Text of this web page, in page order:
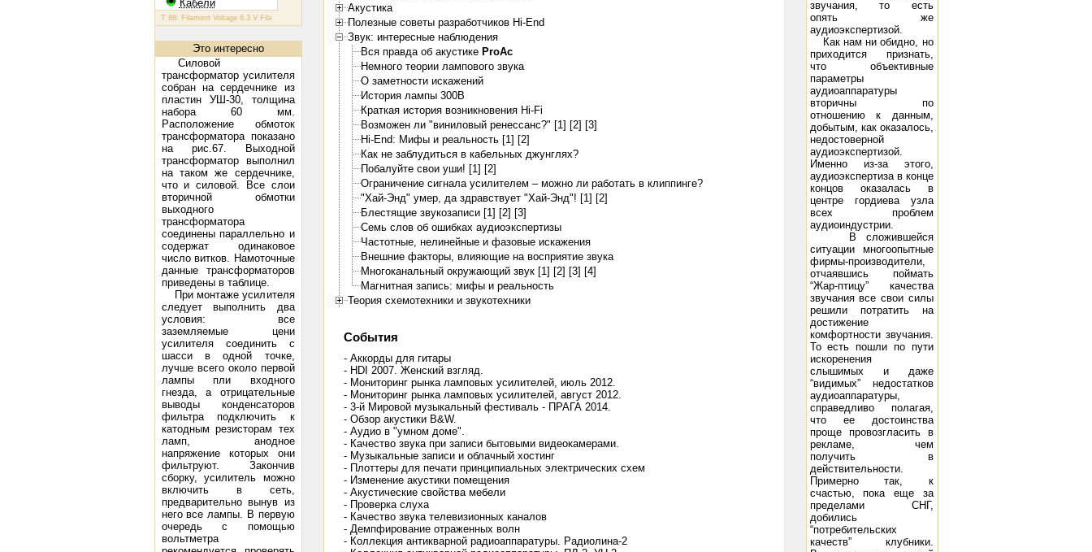
Кабели
КТ 88: Filament Voltage 6.3 V Filament Current 1.6 A Plate Voltage (max) 800 V Plate Current (max) 230 mA Plate Dissipation (max) 40 W 845: D.C. Plate Voltage 1250 D.C. Grid Voltage -98 Peak A.F. Grid Voltage 93 D.C. Plate Current (ma.) 95 Power Output (watts) 15 21
Это интересно
Силовой
трансформатор усилителя
собран на сердечнике из
пластин УШ-30, толщина
набора 60 мм.
Расположение обмоток
трансформатора показано
на рис.67. Выходной
трансформатор выполнил
на таком же сердечнике,
что и силовой. Все слои
вторичной обмотки
выходного
трансформатора
соединены параллельно и
содержат одинаковое
число витков. Намоточные
данные трансформаторов
приведены в таблице.
При монтаже усилителя
следует выполнить два
условия: все
заземляемые цени
усилителя соединить с
шасси в одной точке,
лучше всего около первой
лампы пли входного
гнезда, а отрицательные
выводы конденсаторов
фильтра подключить к
катодным резисторам тех
ламп, анодное
напряжение которых они
фильтруют. Закончив
сборку, усилитель можно
включить в сеть,
предварительно вынув из
него все лампы. В первую
очередь с помощью
вольтметра
Акустика
Полезные советы разработчиков Hi-End
Звук: интересные наблюдения
Вся правда об акустике ProAc
Немного теории лампового звука
О заметности искажений
История лампы 300B
Краткая история возникновения Hi-Fi
Возможен ли "виниловый ренессанс?" [1] [2] [3]
Hi-End: Мифы и реальность [1] [2]
Как не заблудиться в кабельных джунглях?
Побалуйте свои уши! [1] [2]
Ограничение сигнала усилителем – можно ли работать в клиппинге?
"Хай-Энд" умер, да здравствует "Хай-Энд"! [1] [2]
Блестящие звукозаписи [1] [2] [3]
Семь слов об ошибках аудиоэкспертизы
Частотные, нелинейные и фазовые искажения
Внешние факторы, влияющие на восприятие звука
Многоканальный окружающий звук [1] [2] [3] [4]
Магнитная запись: мифы и реальность
Теория схемотехники и звукотехники
События
- Аккорды для гитары
- HDI 2007. Женский взгляд.
- Мониторинг рынка ламповых усилителей, июль 2012.
- Мониторинг рынка ламповых усилителей, август 2012.
- 3-й Мировой музыкальный фестиваль - ПРАГА 2014.
- Обзор акустики B&W.
- Аудио в "умном доме".
- Качество звука при записи бытовыми видеокамерами.
- Музыкальные записи и облачный хостинг
- Плоттеры для печати принципиальных электрических схем
- Изменение акустики помещения
- Акустические свойства мебели
- Проверка слуха
- Качество звука телевизионных каналов
- Демпфирование отраженных волн
- Коллекция антикварной радиоаппаратуры. Радиолина-2
звучания, то есть
опять же
аудиоэкспертизой.
Как нам ни обидно, но
приходится признать,
что объективные
параметры
аудиоаппаратуры
вторичны по
отношению к данным,
добытым, как оказалось,
недостоверной
аудиоэкспертизой.
Именно из-за этого,
аудиоэкспертиза в конце
концов оказалась в
центре гордиева узла
всех проблем
аудиоиндустрии.
В сложившейся
ситуации многоопытные
фирмы-производители,
отчаявшись поймать
“Жар-птицу” качества
звучания все свои силы
решили потратить на
достижение
комфортности звучания.
То есть пошли по пути
искоренения
слышимых и даже
“видимых” недостатков
аудиоаппаратуры,
справедливо полагая,
что ее достоинства
проще провозгласить в
рекламе, чем
получить в
действительности.
Примерно так, к
счастью, пока еще за
пределами СНГ,
добились
“потребительских
качеств” клубники.